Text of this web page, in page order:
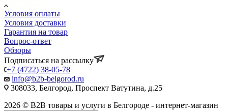
Условия оплаты
Условия доставки
Гарантия на товар
Вопрос-ответ
Обзоры
Подписаться на рассылку
+7 (4722) 38-05-78
info@b2b-belgorod.ru
308033, Белгород, Проспект Ватутина, д.25
2026 © B2B товары и услуги в Белгороде - интернет-магазин